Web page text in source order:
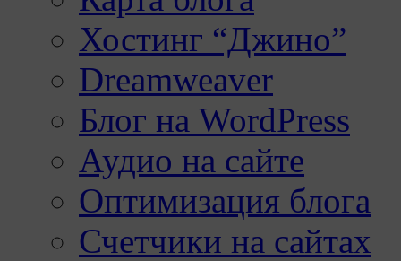
Хостинг “Джино”
Dreamweaver
Блог на WordPress
Аудио на сайте
Оптимизация блога
Счетчики на сайтах